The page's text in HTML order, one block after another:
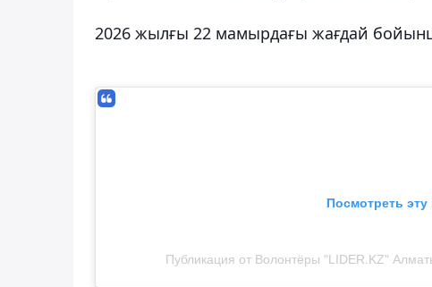
2026 жылғы 22 мамырдағы жағдай
Посмотреть
Публикация от Волонтёры "LIDER.KZ"